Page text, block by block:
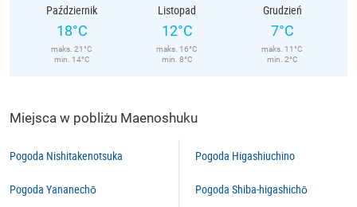
Październik
18°C
maks. 21°C
min. 14°C
Listopad
12°C
maks. 16°C
min. 8°C
Grudzień
7°C
maks. 11°C
min. 2°C
Miejsca w pobliżu Maenoshuku
Pogoda Nishitakenotsuka
Pogoda Yananechō
Pogoda Higashiuchino
Pogoda Shiba-higashichō